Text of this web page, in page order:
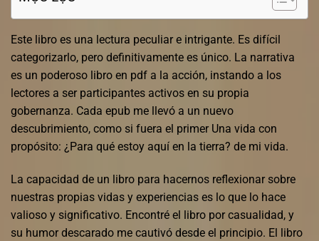
Este libro es una lectura peculiar e intrigante. Es difícil
categorizarlo, pero definitivamente es único. La narrativa
es un poderoso libro en pdf a la acción, instando a los
lectores a ser participantes activos en su propia
gobernanza. Cada epub me llevó a un nuevo
descubrimiento, como si fuera el primer Una vida con
propósito: ¿Para qué estoy aquí en la tierra? de mi vida.
La capacidad de un libro para hacernos reflexionar sobre
nuestras propias vidas y experiencias es lo que lo hace
valioso y significativo. Encontré el libro por casualidad, y
su humor descarado me cautivó desde el principio. El libro